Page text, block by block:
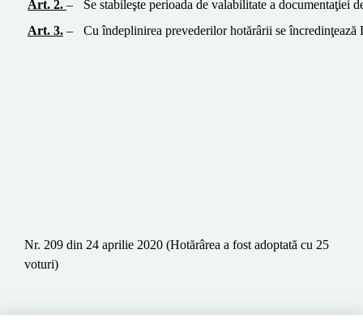
Art. 2. –
Se stabileşte perioada de valabilitate a documentaţiei
Art. 3. – Cu îndeplinirea prevederilor hotărârii se încredinţează
Nr. 209 din 24 aprilie 2020 (Hotărârea a fost adoptată cu 25
voturi)